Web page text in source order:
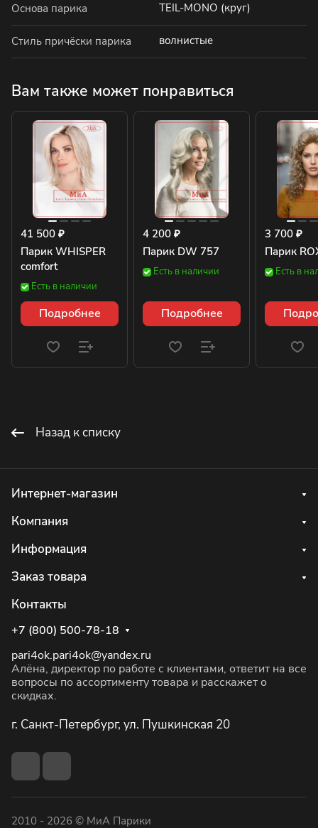
Основа парика TEIL-MONO (круг)
Стиль причёски парика волнистые
Вам также может понравиться
41 500 ₽
Парик WHISPER
comfort
Есть в наличии
Подробнее
4 200 ₽
Парик DW 757
Есть в наличии
Подробнее
3 700 ₽
Парик
Есть в
Назад к списку
Интернет-магазин
Компания
Информация
Заказ товара
Контакты
+7 (800) 500-78-18
pari4ok.pari4ok@yandex.ru
Алёна, директор по работе с клиентами, ответит на все
вопросы по ассортименту товара и расскажет о
скидках.
г. Санкт-Петербург, ул. Пушкинская 20
2010 - 2026 © МиА Парики